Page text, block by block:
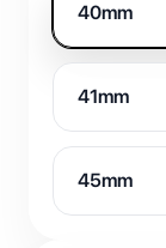
40mm
41mm
45mm